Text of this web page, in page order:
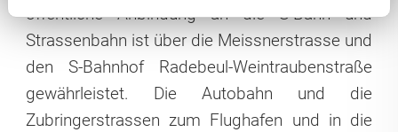
öffentliche Anbindung an die S-Bahn und
Strassenbahn ist über die Meissnerstrasse und
den S-Bahnhof Radebeul-Weintraubenstraße
gewährleistet. Die Autobahn und die
Zubringerstrassen zum Flughafen und in die